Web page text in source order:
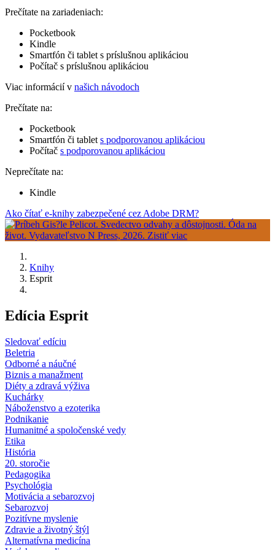
Prečítate na zariadeniach:
Pocketbook
Kindle
Smartfón či tablet s príslušnou aplikáciou
Počítač s príslušnou aplikáciou
Viac informácií v našich návodoch
Prečítate na:
Pocketbook
Smartfón či tablet s podporovanou aplikáciou
Počítač s podporovanou aplikáciou
Neprečítate na:
Kindle
Ako čítať e-knihy zabezpečené cez Adobe DRM?
Knihy
Esprit
Edícia Esprit
Sledovať edíciu
Beletria
Odborné a náučné
Biznis a manažment
Diéty a zdravá výživa
Kuchárky
Náboženstvo a ezoterika
Podnikanie
Humanitné a spoločenské vedy
Etika
História
20. storočie
Pedagogika
Psychológia
Motivácia a sebarozvoj
Sebarozvoj
Pozitívne myslenie
Zdravie a životný štýl
Alternatívna medicína